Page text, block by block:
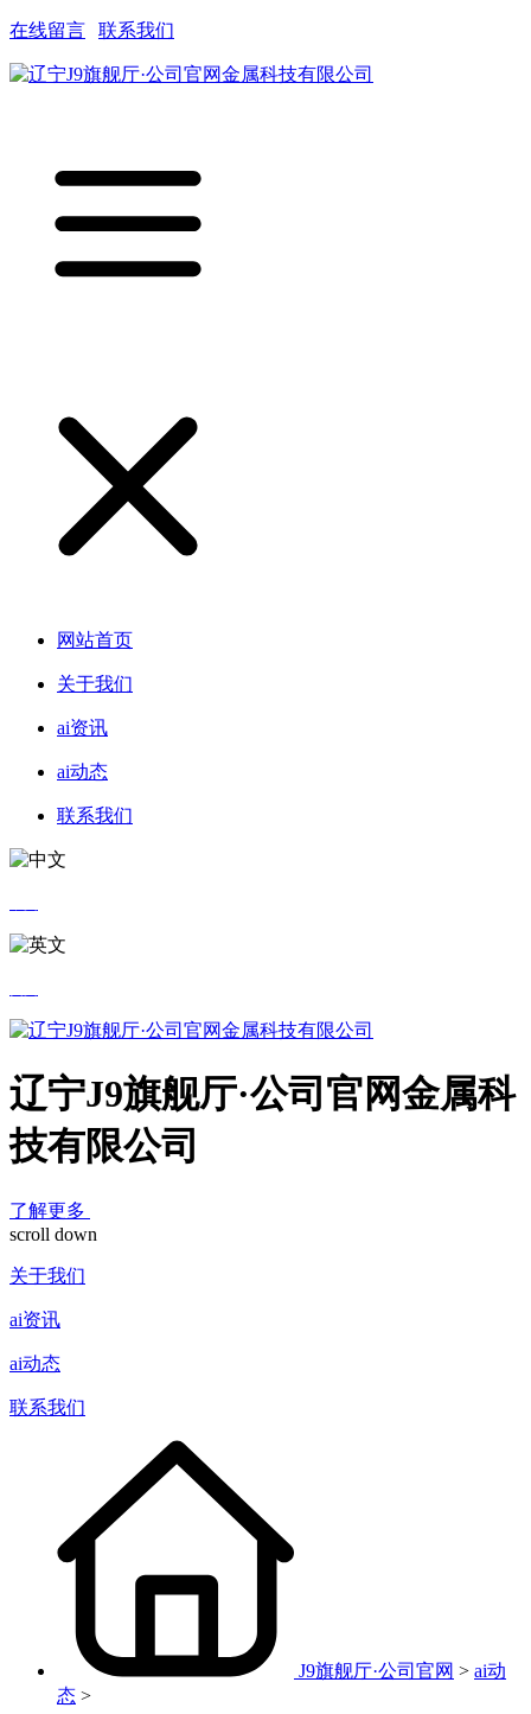
在线留言 联系我们
网站首页
关于我们
ai资讯
ai动态
联系我们
辽宁J9旗舰厅·公司官网金属科
技有限公司
了解更多
scroll down
关于我们
ai资讯
ai动态
联系我们
J9旗舰厅·公司官网 > ai动
态 >